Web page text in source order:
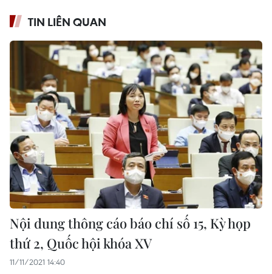
TIN LIÊN QUAN
Nội dung thông cáo báo chí số 15, Kỳ họp
thứ 2, Quốc hội khóa XV
11/11/2021 14:40